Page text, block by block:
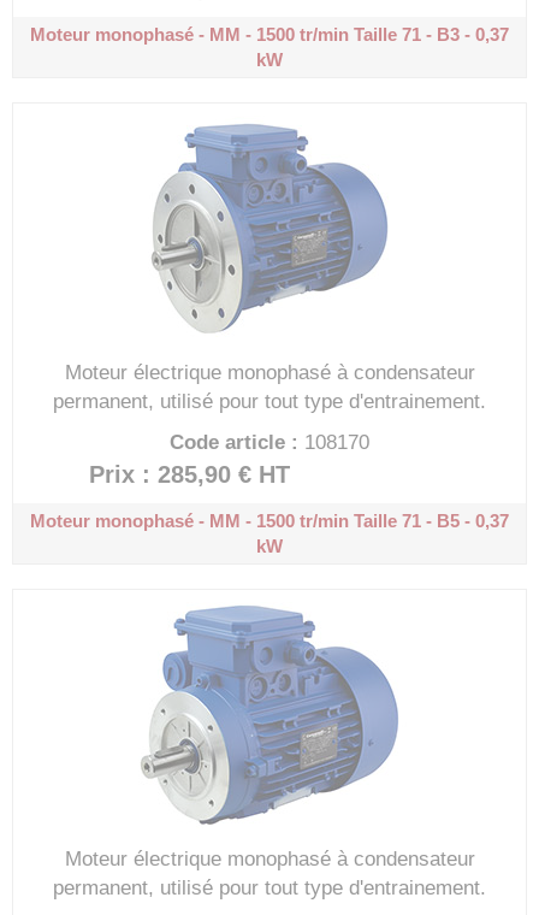
Moteur monophasé - MM - 1500 tr/min Taille 71 - B3 - 0,37
kW
Moteur électrique monophasé à condensateur
permanent, utilisé pour tout type d'entrainement.
Code article : 108170
Prix : 285,90 € HT
Moteur monophasé - MM - 1500 tr/min Taille 71 - B5 - 0,37
kW
Moteur électrique monophasé à condensateur
permanent, utilisé pour tout type d'entrainement.